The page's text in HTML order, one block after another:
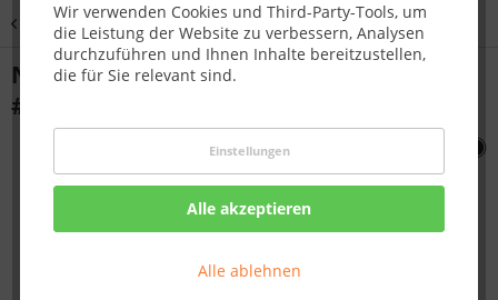
Wir verwenden Cookies und Third-Party-Tools, um
die Leistung der Website zu verbessern, Analysen
durchzuführen und Ihnen Inhalte bereitzustellen,
die für Sie relevant sind.
Einstellungen
Alle akzeptieren
Alle ablehnen
Übersicht Sonstige Ersatzteile
NGZ REGULATOR TYPE 600 (TQ285 X)
#N530-0049